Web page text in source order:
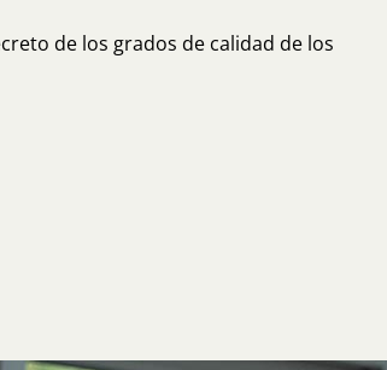
de los grados de calidad de los